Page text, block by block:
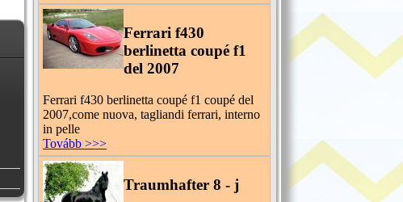
Ferrari f430
berlinetta coupé f1
del 2007
Ferrari f430 berlinetta coupé f1 coupé del
2007,come nuova, tagliandi ferrari, interno
in pelle
Tovább >>>
Traumhafter 8 - j